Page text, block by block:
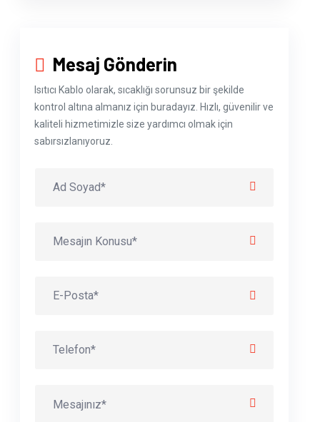
Mesaj Gönderin
Isıtıcı Kablo olarak, sıcaklığı sorunsuz bir şekilde
kontrol altına almanız için buradayız. Hızlı, güvenilir ve
kaliteli hizmetimizle size yardımcı olmak için
sabırsızlanıyoruz.